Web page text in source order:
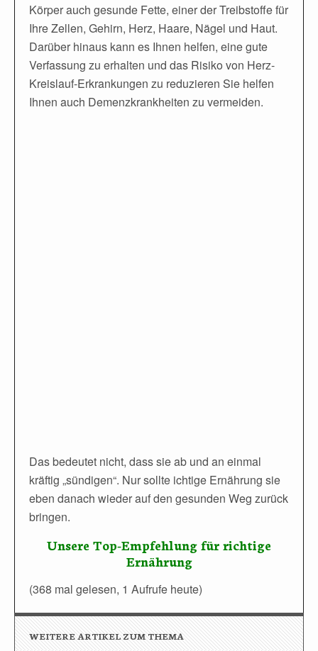
Körper auch gesunde Fette, einer der Treibstoffe für
Ihre Zellen, Gehirn, Herz, Haare, Nägel und Haut.
Darüber hinaus kann es Ihnen helfen, eine gute
Verfassung zu erhalten und das Risiko von Herz-
Kreislauf-Erkrankungen zu reduzieren Sie helfen
Ihnen auch Demenzkrankheiten zu vermeiden.
Das bedeutet nicht, dass sie ab und an einmal
kräftig „sündigen“. Nur sollte ichtige Ernährung sie
eben danach wieder auf den gesunden Weg zurück
bringen.
Unsere Top-Empfehlung für richtige
Ernährung
(368 mal gelesen, 1 Aufrufe heute)
WEITERE ARTIKEL ZUM THEMA